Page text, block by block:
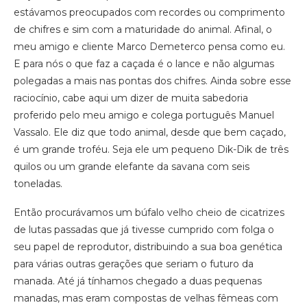
estávamos preocupados com recordes ou comprimento
de chifres e sim com a maturidade do animal. Afinal, o
meu amigo e cliente Marco Demeterco pensa como eu.
E para nós o que faz a caçada é o lance e não algumas
polegadas a mais nas pontas dos chifres. Ainda sobre esse
raciocínio, cabe aqui um dizer de muita sabedoria
proferido pelo meu amigo e colega português Manuel
Vassalo. Ele diz que todo animal, desde que bem caçado,
é um grande troféu. Seja ele um pequeno Dik-Dik de três
quilos ou um grande elefante da savana com seis
toneladas.
Então procurávamos um búfalo velho cheio de cicatrizes
de lutas passadas que já tivesse cumprido com folga o
seu papel de reprodutor, distribuindo a sua boa genética
para várias outras gerações que seriam o futuro da
manada. Até já tínhamos chegado a duas pequenas
manadas, mas eram compostas de velhas fêmeas com